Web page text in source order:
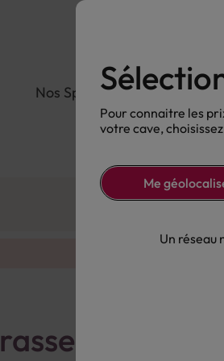
Nos Spiritueux Nos
Unis
Pour connaitre les
votre cave,
Me
Un réseau